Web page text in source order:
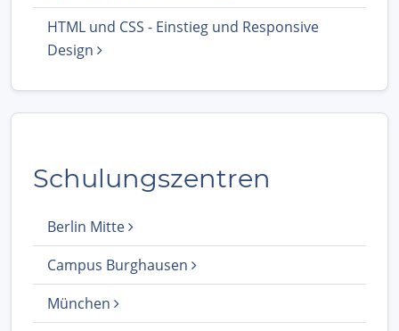
HTML und CSS - Einstieg und Responsive
Design
Schulungszentren
Berlin Mitte
Campus Burghausen
München